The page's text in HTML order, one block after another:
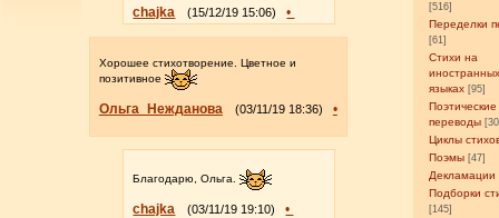
[516]
Переделки
[61]
Стихи на
языках [95]
Поэтические
переводы
Циклы
Поэмы [47]
Декламации
Подборки
[145]
chajka (15/12/19 15:06) •
Хорошее стихотворение. Цветное и
позитивное
Ольга_Нежданова (03/11/19 18:36) •
Благодарю, Ольга.
chajka (03/11/19 19:10) •